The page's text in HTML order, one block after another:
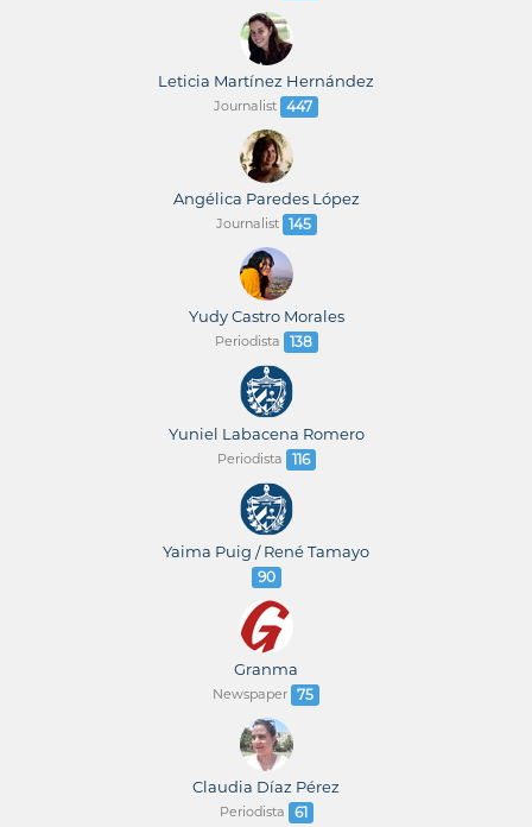
Leticia Martínez Hernández
Journalist 447
Angélica Paredes López
Journalist 145
Yudy Castro Morales
Periodista 138
Yuniel Labacena Romero
Periodista 116
Yaima Puig / René Tamayo
90
Granma
Newspaper 75
Claudia Díaz Pérez
Periodista 61